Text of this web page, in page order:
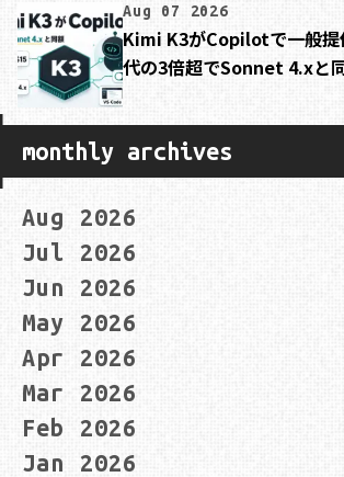
Aug 07 2026
Kimi K3がCopilotで一般提
代の3倍超でSonnet 4.xと
monthly archives
Aug 2026
Jul 2026
Jun 2026
May 2026
Apr 2026
Mar 2026
Feb 2026
Jan 2026